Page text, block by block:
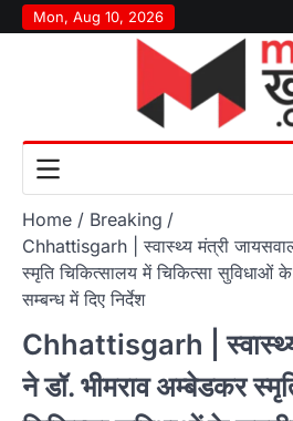
Skip
to
Mon, Aug 10, 2026
Home
Breaking
Chhattisgarh | स्वास्थ्य मंत्री
स्मृति चिकित्सालय में चिकित्सा सुविधाओं
सम्बन्ध में दिए निर्देश
Chhattisgarh |
ने डॉ. भीमराव अम्बेडकर